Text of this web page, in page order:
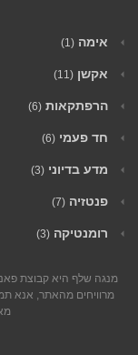
אימה (1)
אקשן (11)
הרפתקאות (6)
חד פעמי (6)
מדע בדיוני (3)
פנטזיה (7)
רומנטיקה (3)
מנגה שלף היא קבוצת
מרוויחים מהאתר, אנא